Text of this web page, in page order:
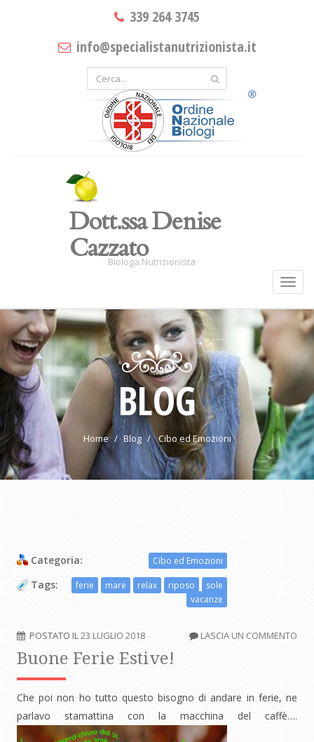
339 264 3745
info@specialistanutrizionista.it
Dott.ssa Denise
CazzatoBiologa Nutrizionista
BLOG
Home Blog Cibo ed Emozioni
Categoria: Cibo ed Emozioni
Tags: ferie mare relax riposo
sole
vacanze
POSTATO IL23 LUGLIO 2018 LASCIA UN COMMENTO
Buone Ferie Estive!
Che poi non ho tutto questo bisogno di andare in ferie, ne
parlavo stamattina con la macchina del caffè….